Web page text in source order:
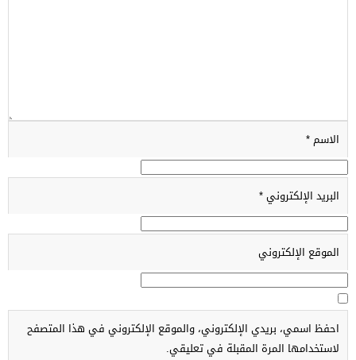
الاسم*
البريد الإلكتروني*
الموقع الإلكتروني
احفظ اسمي، بريدي الإلكتروني، والموقع الإلكتروني في هذا المتصفح
لاستخدامها المرة المقبلة في تعليقي.